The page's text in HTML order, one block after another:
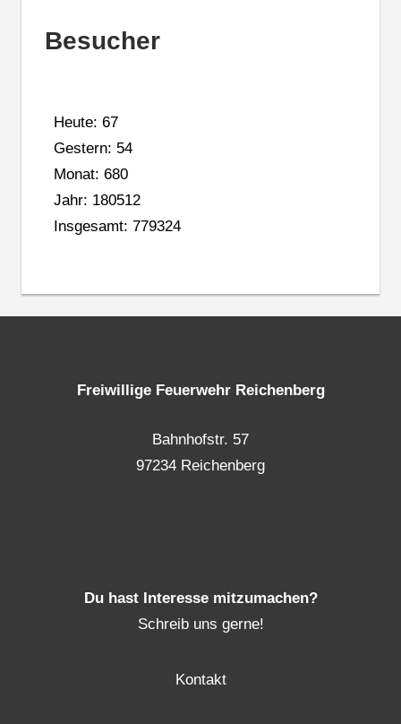
Besucher
Heute: 67
Gestern: 54
Monat: 680
Jahr: 180512
Insgesamt: 779324
Freiwillige Feuerwehr Reichenberg
Bahnhofstr. 57
97234 Reichenberg
Du hast Interesse mitzumachen?
Schreib uns gerne!
Kontakt